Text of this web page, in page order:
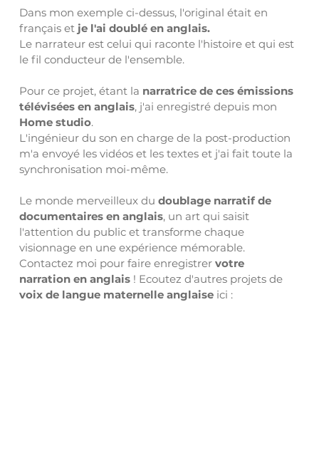
Dans mon exemple ci-dessus, l'original était en
français et je l'ai doublé en anglais.
Le narrateur est celui qui raconte l'histoire et qui est
le fil conducteur de l'ensemble.
Pour ce projet, étant la narratrice de ces émissions
télévisées en anglais, j'ai enregistré depuis mon
Home studio.
L'ingénieur du son en charge de la post-production
m'a envoyé les vidéos et les textes et j'ai fait toute la
synchronisation moi-même.
Le monde merveilleux du doublage narratif de
documentaires en anglais, un art qui saisit
l'attention du public et transforme chaque
visionnage en une expérience mémorable.
Contactez moi pour faire enregistrer votre
narration en anglais ! Ecoutez d'autres projets de
voix de langue maternelle anglaise ici :